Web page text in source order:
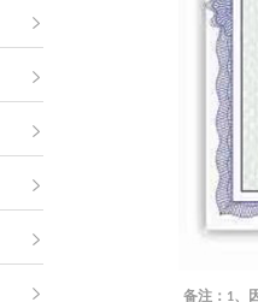
备注：1、